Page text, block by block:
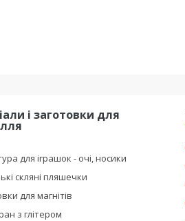
і заготовки для
для іграшок - очі, носики
скляні пляшечки
для магнітів
з глітером